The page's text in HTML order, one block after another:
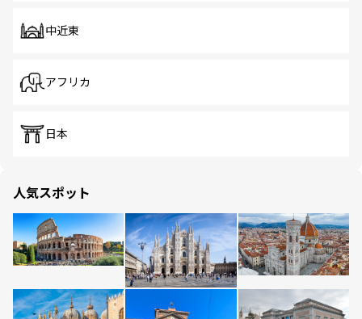
中近東
アフリカ
日本
人気スポット